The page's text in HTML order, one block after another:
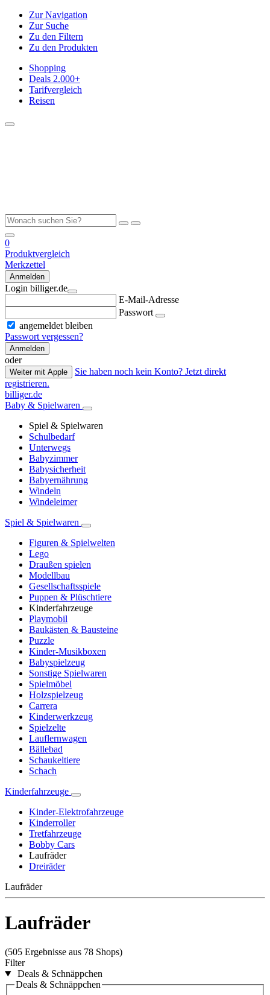
Zur Navigation
Zur Suche
Zu den Filtern
Zu den Produkten
Shopping
Deals 2.000+
Tarifvergleich
Reisen
0
Produktvergleich
Merkzettel
Anmelden
Login billiger.de
E-Mail-Adresse
Passwort
angemeldet bleiben
Passwort vergessen?
Anmelden
oder
Weiter mit Apple
Sie haben noch kein Konto? Jetzt direkt
registrieren.
billiger.de
Baby & Spielwaren
Spiel & Spielwaren
Schulbedarf
Unterwegs
Babyzimmer
Babysicherheit
Babyernährung
Windeln
Windeleimer
Spiel & Spielwaren
Figuren & Spielwelten
Lego
Draußen spielen
Modellbau
Gesellschaftsspiele
Puppen & Plüschtiere
Kinderfahrzeuge
Playmobil
Baukästen & Bausteine
Puzzle
Kinder-Musikboxen
Babyspielzeug
Sonstige Spielwaren
Spielmöbel
Holzspielzeug
Carrera
Kinderwerkzeug
Spielzelte
Lauflernwagen
Bällebad
Schaukeltiere
Schach
Kinderfahrzeuge
Kinder-Elektrofahrzeuge
Kinderroller
Tretfahrzeuge
Bobby Cars
Laufräder
Dreiräder
Laufräder
Laufräder
(505 Ergebnisse aus 78 Shops)
Filter
Deals & Schnäppchen
Deals & Schnäppchen